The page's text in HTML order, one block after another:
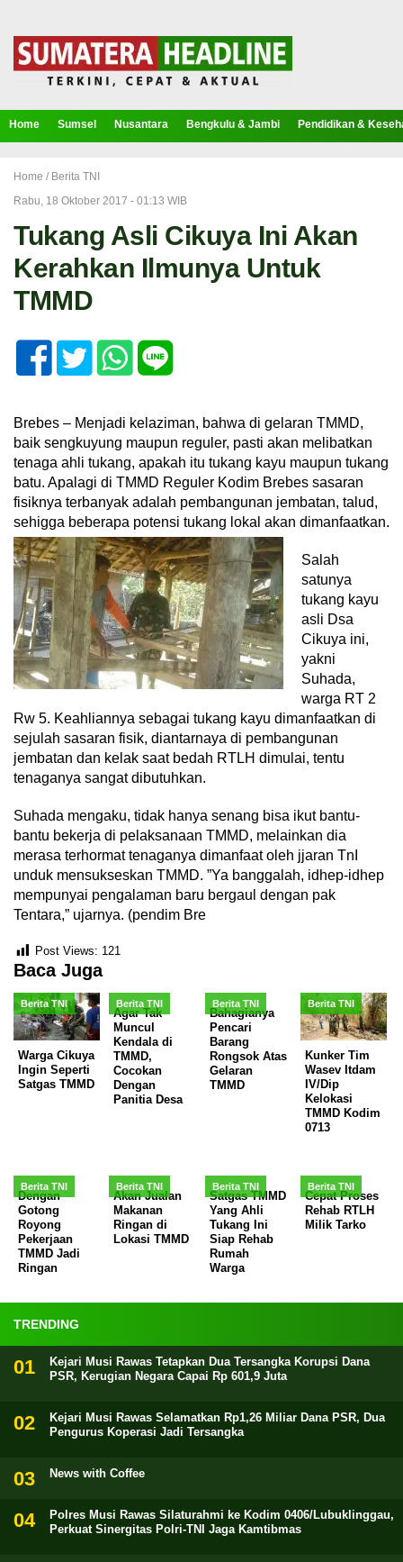
Home Sumsel Nusantara Bengkulu & Jambi Pendidikan &
Home / Berita TNI
Rabu, 18 Oktober 2017 - 01:13 WIB
Tukang Asli Cikuya Ini Akan
Kerahkan Ilmunya Untuk
TMMD
Brebes – Menjadi kelaziman, bahwa di gelaran TMMD,
baik sengkuyung maupun reguler, pasti akan melibatkan
tenaga ahli tukang, apakah itu tukang kayu maupun tukang
batu. Apalagi di TMMD Reguler Kodim Brebes sasaran
fisiknya terbanyak adalah pembangunan jembatan, talud,
sehigga beberapa potensi tukang lokal akan dimanfaatkan.
Salah
satunya
tukang kayu
asli Dsa
Cikuya ini,
yakni
Suhada,
warga RT 2
Rw 5. Keahliannya sebagai tukang kayu dimanfaatkan di
sejulah sasaran fisik, diantarnaya di pembangunan
jembatan dan kelak saat bedah RTLH dimulai, tentu
tenaganya sangat dibutuhkan.
Suhada mengaku, tidak hanya senang bisa ikut bantu-
bantu bekerja di pelaksanaan TMMD, melainkan dia
merasa terhormat tenaganya dimanfaat oleh jjaran TnI
unduk mensukseskan TMMD. ”Ya banggalah, idhep-idhep
mempunyai pengalaman baru bergaul dengan pak
Tentara,” ujarnya. (pendim Bre
Post Views: 121
Baca Juga
Berita TNI
Warga Cikuya
Ingin Seperti
Satgas TMMD
Berita TNI
Agar Tak
Muncul
Kendala di
TMMD,
Cocokan
Dengan
Panitia Desa
Berita TNI
Bahagianya
Pencari
Barang
Rongsok Atas
Gelaran
TMMD
Berita TNI
Kunker Tim
Wasev Itdam
IV/Dip
Kelokasi
TMMD Kodim
0713
Berita TNI
Dengan
Gotong
Royong
Pekerjaan
TMMD Jadi
Ringan
Berita TNI
Akan Jualan
Makanan
Ringan di
Lokasi TMMD
Berita TNI
Satgas TMMD
Yang Ahli
Tukang Ini
Siap Rehab
Rumah
Warga
Berita TNI
Cepat Proses
Rehab RTLH
Milik Tarko
TRENDING
Kejari Musi Rawas Tetapkan Dua Tersangka Korupsi Dana
PSR, Kerugian Negara Capai Rp 601,9 Juta
Kejari Musi Rawas Selamatkan Rp1,26 Miliar Dana PSR, Dua
Pengurus Koperasi Jadi Tersangka
News with Coffee
Polres Musi Rawas Silaturahmi ke Kodim 0406/Lubuklinggau,
Perkuat Sinergitas Polri-TNI Jaga Kamtibmas